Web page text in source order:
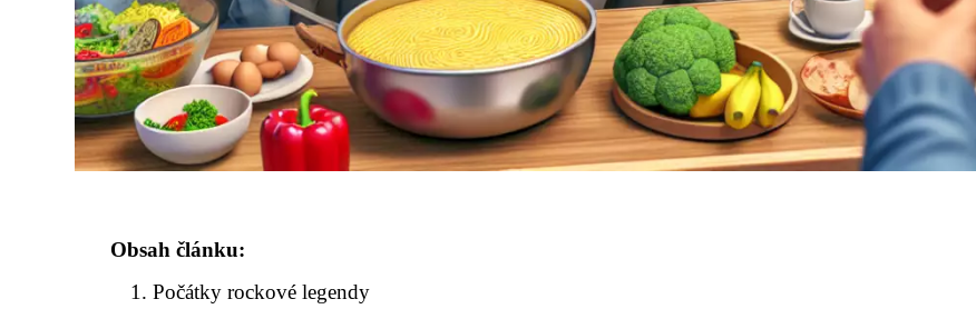
Obsah článku:
Počátky rockové legendy